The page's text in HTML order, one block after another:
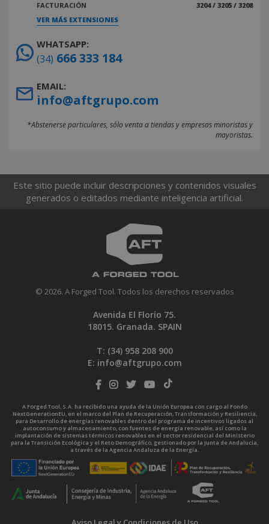
FACTURACIÓN
3204 / 3205 / 3208
VER MÁS EXTENSIONES
WHATSAPP:
(34) 666 333 184
EMAIL:
info@aftgrupo.com
*Abstenerse particulares, sólo venta a tiendas y empresas minoristas y
mayoristas.
Este sitio puede incluir descripciones y contenidos visuales
generados o editados mediante inteligencia artificial.
© 2026. A Forged Tool. Todos los derechos reservados
Avenida El Florío 75.
18015. Granada. SPAIN
T: (34) 958 208 900
E: info@aftgrupo.com
A Forged Tool, S.A. ha recibido una ayuda de la Unión Europea con cargo al Fondo
NextGenerationEU, en el marco del Plan de Recuperación, Transformación y Resiliencia,
para Desarrollo de energías renovables dentro del programa de incentivos ligados al
autoconsumo y almacenamiento, con fuentes de energía renovable, así como la
implantación de sistemas térmicos renovables en el sector residencial del Ministerio
para la Transición Ecológica y el Reto Demográfico, gestionado por la Junta de Andalucía,
a través de la Agencia Andaluza de la Energía.